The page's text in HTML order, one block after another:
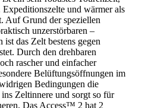
und wärmer als
Auf Grund der speziellen
unzerstörbaren –
das Zelt bestens gegen
Durch den drehbaren
rascher und einfacher
Belüftungsöffnungen im
Bedingungen die
Zeltinnere und sorgt so für
Das Access™ 2 hat 2